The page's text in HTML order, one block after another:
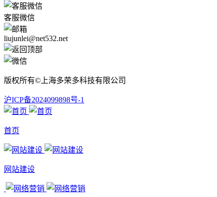
客服微信
liujunlei@net532.net
版权所有©上海多荣多科技有限公司
沪ICP备2024099898号-1
首页
网站建设